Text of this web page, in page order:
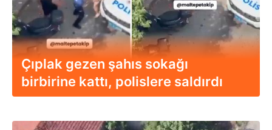
Çıplak gezen şahıs sokağı
birbirine kattı, polislere saldırdı